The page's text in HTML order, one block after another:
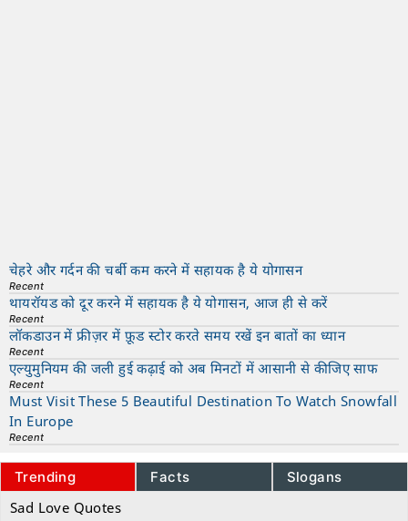
चेहरे और गर्दन की चर्बी कम करने में सहायक है ये योगासन
Recent
थायरॉयड को दूर करने में सहायक है ये योगासन, आज ही से करें
Recent
लॉकडाउन में फ्रीज़र में फ़ूड स्टोर करते समय रखें इन बातों का ध्यान
Recent
एल्युमुनियम की जली हुई कढ़ाई को अब मिनटों में आसानी से कीजिए साफ
Recent
Must Visit These 5 Beautiful Destination To Watch Snowfall
In Europe
Recent
Trending Facts Slogans
Sad Love Quotes